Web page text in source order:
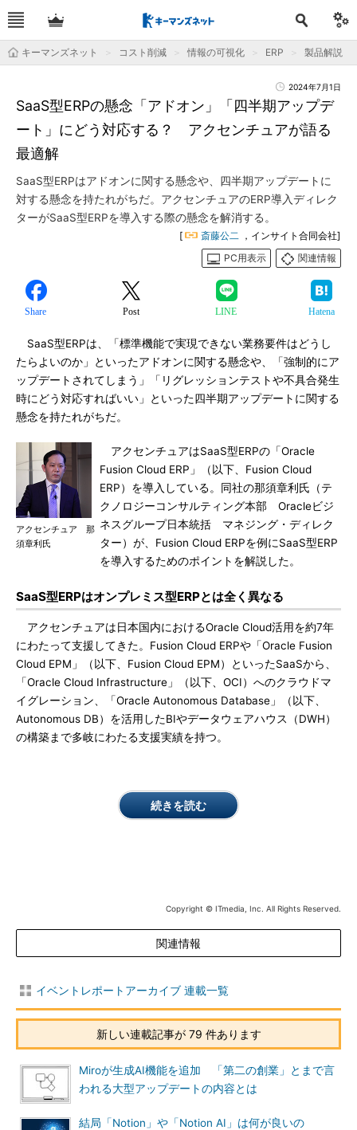
キーマンズネット コスト削減 情報の可視化 ERP 製品解説
2024年7月1日
SaaS型ERPの懸念「アドオン」「四半期アップデ
ート」にどう対応する？ アクセンチュアが語る
最適解
SaaS型ERPはアドオンに関する懸念や、四半期アップデートに
対する懸念を持たれがちだ。アクセンチュアのERP導入ディレク
ターがSaaS型ERPを導入する際の懸念を解消する。
[ 斎藤公二 ，インサイト合同会社]
PC用表示
関連情報
Share Post LINE Hatena
SaaS型ERPは、「標準機能で実現できない業務要件はどうし
たらよいのか」といったアドオンに関する懸念や、「強制的にア
ップデートされてしまう」「リグレッションテストや不具合発生
時にどう対応すればいい」といった四半期アップデートに関する
懸念を持たれがちだ。
アクセンチュア 那
須章利氏
アクセンチュアはSaaS型ERPの「Oracle
Fusion Cloud ERP」（以下、Fusion Cloud
ERP）を導入している。同社の那須章利氏（テ
クノロジーコンサルティング本部 Oracleビジ
ネスグループ日本統括 マネジング・ディレク
ター）が、Fusion Cloud ERPを例にSaaS型ERP
を導入するためのポイントを解説した。
SaaS型ERPはオンプレミス型ERPとは全く異なる
アクセンチュアは日本国内におけるOracle Cloud活用を約7年
にわたって支援してきた。Fusion Cloud ERPや「Oracle Fusion
Cloud EPM」（以下、Fusion Cloud EPM）といったSaaSから、
「Oracle Cloud Infrastructure」（以下、OCI）へのクラウドマ
イグレーション、「Oracle Autonomous Database」（以下、
Autonomous DB）を活用したBIやデータウェアハウス（DWH）
の構築まで多岐にわたる支援実績を持つ。
続きを読む
Copyright © ITmedia, Inc. All Rights Reserved.
関連情報
イベントレポートアーカイブ 連載一覧
新しい連載記事が 79 件あります
Miroが生成AI機能を追加 「第二の創業」とまで言
われる大型アップデートの内容とは
結局「Notion」や「Notion AI」は何が良いの